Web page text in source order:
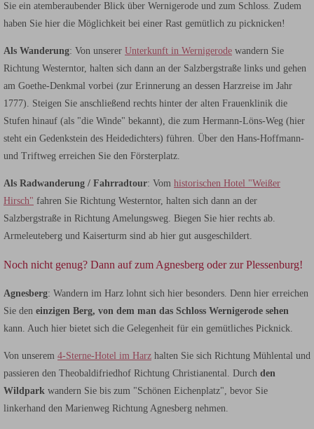
Sie ein atemberaubender Blick über Wernigerode und zum Schloss. Zudem
haben Sie hier die Möglichkeit bei einer Rast gemütlich zu picknicken!
Als Wanderung: Von unserer Unterkunft in Wernigerode wandern Sie
Richtung Westerntor, halten sich dann an der Salzbergstraße links und gehen
am Goethe-Denkmal vorbei (zur Erinnerung an dessen Harzreise im Jahr
1777). Steigen Sie anschließend rechts hinter der alten Frauenklinik die
Stufen hinauf (als "die Winde" bekannt), die zum Hermann-Löns-Weg (hier
steht ein Gedenkstein des Heidedichters) führen. Über den Hans-Hoffmann-
und Triftweg erreichen Sie den Försterplatz.
Als Radwanderung / Fahrradtour: Vom historischen Hotel "Weißer
Hirsch" fahren Sie Richtung Westerntor, halten sich dann an der
Salzbergstraße in Richtung Amelungsweg. Biegen Sie hier rechts ab.
Armeleuteberg und Kaiserturm sind ab hier gut ausgeschildert.
Noch nicht genug? Dann auf zum Agnesberg oder zur Plessenburg!
Agnesberg: Wandern im Harz lohnt sich hier besonders. Denn hier erreichen
Sie den einzigen Berg, von dem man das Schloss Wernigerode sehen
kann. Auch hier bietet sich die Gelegenheit für ein gemütliches Picknick.
Von unserem 4-Sterne-Hotel im Harz halten Sie sich Richtung Mühlental und
passieren den Theobaldifriedhof Richtung Christianental. Durch den
Wildpark wandern Sie bis zum "Schönen Eichenplatz", bevor Sie
linkerhand den Marienweg Richtung Agnesberg nehmen.